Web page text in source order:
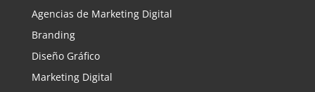
Agencias de Marketing Digital
Branding
Diseño Gráfico
Marketing Digital